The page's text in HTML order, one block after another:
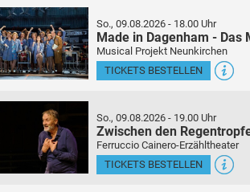
So., 09.08.2026 - 18.00 Uhr
Made in Dagenham - Das
Musical Projekt Neunkirchen
TICKETS BESTELLEN
So., 09.08.2026 - 19.00 Uhr
Zwischen den
Ferruccio Cainero-Erzähltheater
TICKETS BESTELLEN